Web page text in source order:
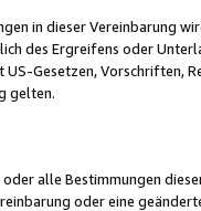
in dieser Vereinbarung
des Ergreifens oder
Gesetzen, Vorschriften,
gelten.
alle Bestimmungen
oder eine